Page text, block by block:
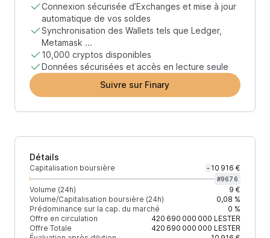
Connexion sécurisée d’Exchanges et mise à jour
automatique de vos soldes
Synchronisation des Wallets tels que Ledger,
Metamask ...
10,000 cryptos disponibles
Données sécurisées et accès en lecture seule
Suivre sur Finary
Détails
Capitalisation boursière - 10 916 €
#9676
Volume (24h)
9 €
Volume/Capitalisation boursière (24h)
0,08 %
Prédominance sur la cap. du marché
0 %
Offre en circulation
420 690 000 000 LESTER
Offre Totale
420 690 000 000 LESTER